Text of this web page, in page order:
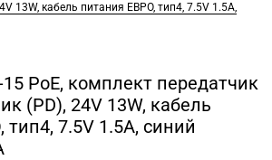
13W, кабель питания ЕВРО, тип4, 7.5V 1.5A,
15 PoE, комплект передатчик
(PD), 24V 13W, кабель
7.5V 1.5A, синий